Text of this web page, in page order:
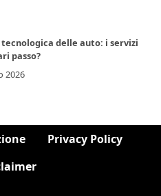
tecnologica delle auto: i servizi
passo?
2026
Privacy Policy